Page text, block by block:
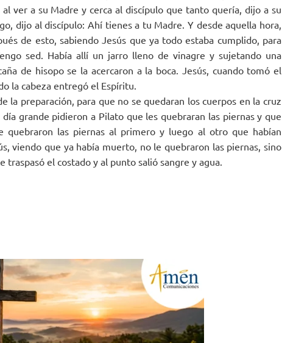
ver a su Madre y cerca al discípulo que tanto quería, dijo a su
dijo al discípulo: Ahí tienes a tu Madre. Y desde aquella hora,
de esto, sabiendo Jesús que ya todo estaba cumplido, para
sed. Había allí un jarro lleno de vinagre y sujetando una
de hisopo se la acercaron a la boca. Jesús, cuando tomó el
la cabeza entregó el Espíritu.
la preparación, para que no se quedaran los cuerpos en la cruz
grande pidieron a Pilato que les quebraran las piernas y que
quebraron las piernas al primero y luego al otro que habían
viendo que ya había muerto, no le quebraron las piernas, sino
traspasó el costado y al punto salió sangre y agua.